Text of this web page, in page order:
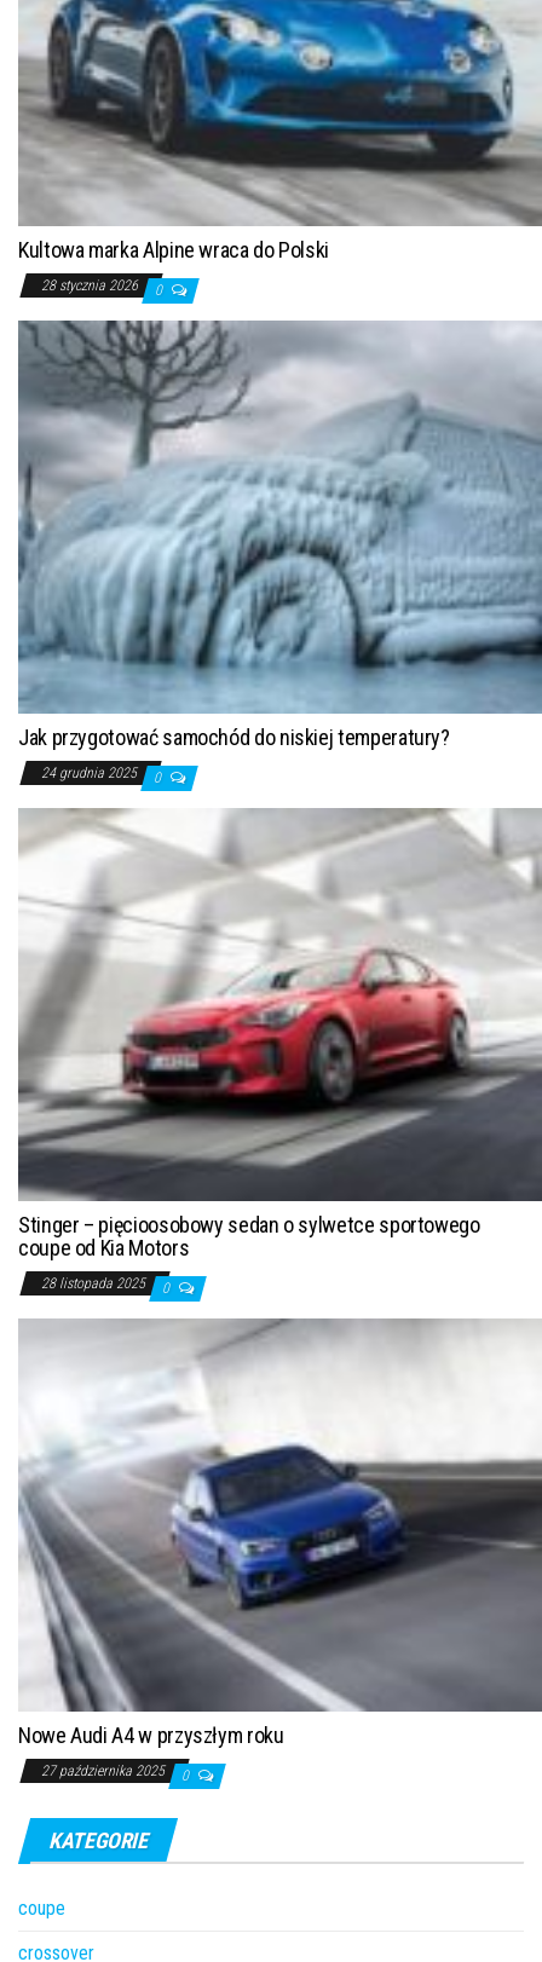
Kultowa marka Alpine wraca do Polski
28 stycznia 2026 0
Jak przygotować samochód do niskiej temperatury?
24 grudnia 2025 0
Stinger – pięcioosobowy sedan o sylwetce sportowego
coupe od Kia Motors
28 listopada 2025 0
Nowe Audi A4 w przyszłym roku
27 października 2025 0
KATEGORIE
coupe
crossover